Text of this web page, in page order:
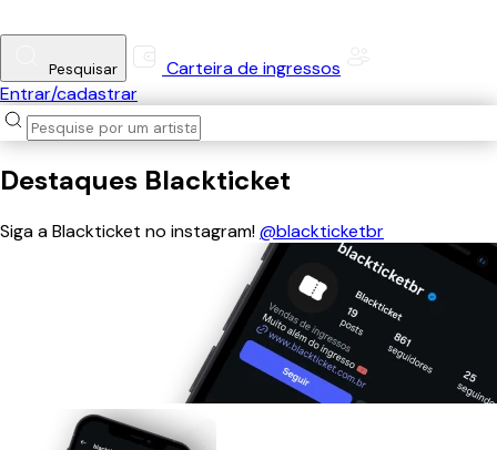
Pesquisar
Carteira de ingressos
Entrar/cadastrar
Destaques Blackticket
Siga a Blackticket no instagram!@blackticketbr